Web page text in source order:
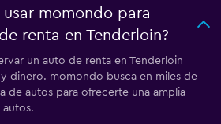
momondo para
renta en Tenderloin?
un auto de renta en Tenderloin
dinero. momondo busca en miles de
de autos para ofrecerte una amplia